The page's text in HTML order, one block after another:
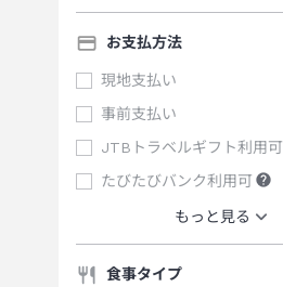
お支払方法
現地支払い
事前支払い
JTBトラベルギフト利用可
たびたびバンク利用可
もっと見る
食事タイプ